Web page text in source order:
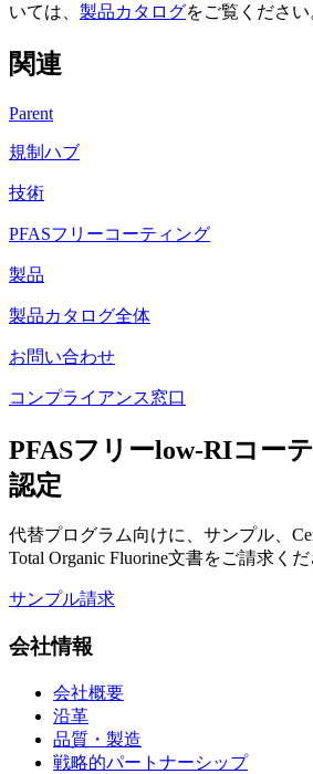
いては、 製品カタログをご覧ください
関連
Parent
規制ハブ
技術
PFASフリーコーティング
製品
製品カタログ全体
お問い合わせ
コンプライアンス窓口
PFASフリーlow-RIコー
認定
代替プログラム向けに、サンプル、
Total Organic Fluorine文書をご請求くだ
サンプル請求
会社情報
会社概要
沿革
品質・製造
戦略的パートナーシップ